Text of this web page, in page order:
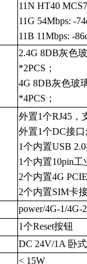
11N HT40
11G 54Mbps: -
11B 11Mbps: -
2.4G 8DB灰色
*2PCS；
4G 8DB灰色玻
*4PCS；
外置1个RJ45，
外置1个DC接口;
1个内置USB
1个内置10pin工
2个内置4G
2个内置SIM卡
power/4G-1/
1个Reset按钮
DC 24V/1A 卧
< 15W